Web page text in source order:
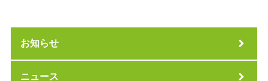
お知らせ
ニュース